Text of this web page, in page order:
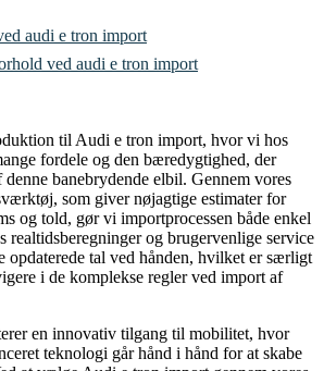
audi e tron import
ved audi e tron import
til Audi e tron import, hvor vi hos
fordele og den bæredygtighed, der
banebrydende elbil. Gennem vores
som giver nøjagtige estimater for
og told, gør vi importprocessen både enkel
realtidsberegninger og brugervenlige service
opdaterede tal ved hånden, hvilket er særligt
i de komplekse regler ved import af
en innovativ tilgang til mobilitet, hvor
teknologi går hånd i hånd for at skabe